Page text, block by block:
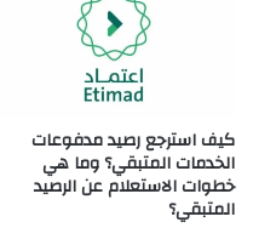
كيف استرجع رصيد مدفوعات
الخدمات المتبقي؟ وما هي
خطوات الاستعلام عن الرصيد
المتبقي؟